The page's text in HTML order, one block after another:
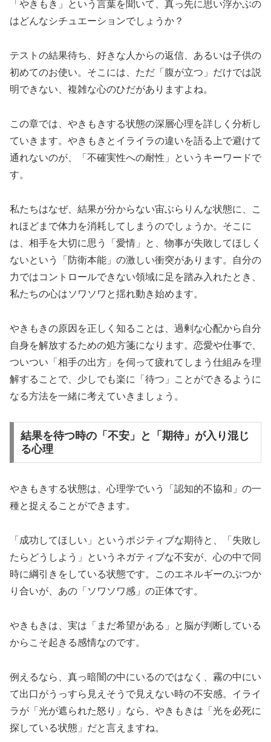
「やきもき」という言葉を聞いて、真っ先に思い浮かぶの
はどんなシチュエーションでしょうか？
テストの結果待ち、好きな人からの返信、あるいは子供の
初めてのお使い。そこには、ただ「腹が立つ」だけでは説
明できない、複雑な心のひだがありますよね。
この章では、やきもきする状態の深層心理を詳しく分析し
ていきます。やきもきとイライラの違いを語る上で避けて
通れないのが、「不確実性への耐性」というキーワードで
す。
私たちはなぜ、結果が分からない宙ぶらりんな状態に、こ
れほどまで体力を消耗してしまうのでしょうか。そこに
は、相手を大切に思う「愛情」と、物事が失敗してほしく
ないという「防衛本能」の激しい衝突があります。自分の
力ではコントロールできない領域に足を踏み入れたとき、
私たちの心はソワソワと揺れ動き始めます。
やきもきの原因を正しく知ることは、過剰な心配から自分
自身を解放するための処方箋になります。恋愛や仕事で、
ついつい「相手の出方」を伺って疲れてしまう仕組みを理
解することで、少しでも楽に「待つ」ことができるように
なる方法を一緒に考えていきましょう。
結果を待つ時の「不安」と「期待」が入り混じ
る心理
やきもきする状態は、心理学でいう「認知的不協和」の一
種と捉えることができます。
「成功してほしい」というポジティブな期待と、「失敗し
たらどうしよう」というネガティブな不安が、心の中で同
時に綱引きをしている状態です。このエネルギーのぶつか
り合いが、あの「ソワソワ感」の正体です。
やきもきは、実は「まだ希望がある」と脳が判断している
からこそ起きる感情なのです。
例えるなら、真っ暗闇の中にいるのではなく、霧の中にい
て出口がうっすら見えそうで見えない時の不安感。イライ
ラが「光が遮られた怒り」なら、やきもきは「光を必死に
探している状態」だと言えますね。